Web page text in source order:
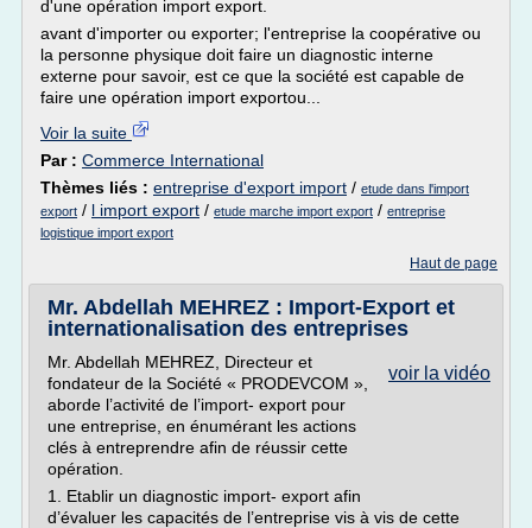
d'une opération import export.
avant d'importer ou exporter; l'entreprise la coopérative ou
la personne physique doit faire un diagnostic interne
externe pour savoir, est ce que la société est capable de
faire une opération import exportou...
Voir la suite
Par : Commerce International
Thèmes liés : entreprise d'export import / etude dans l'import
export / l import export / etude marche import export / entreprise
logistique import export
Haut de page
Mr. Abdellah MEHREZ : Import-Export et
internationalisation des entreprises
voir la vidéo
Mr. Abdellah MEHREZ, Directeur et
fondateur de la Société « PRODEVCOM »,
aborde l’activité de l’import- export pour
une entreprise, en énumérant les actions
clés à entreprendre afin de réussir cette
opération.
1. Etablir un diagnostic import- export afin
d’évaluer les capacités de l’entreprise vis à vis de cette